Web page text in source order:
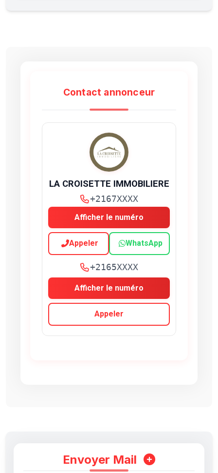
Contact annonceur
LA CROISETTE IMMOBILIERE
+2167XXXX
Afficher le numéro
Appeler WhatsApp
+2165XXXX
Afficher le numéro
Appeler
Envoyer Mail